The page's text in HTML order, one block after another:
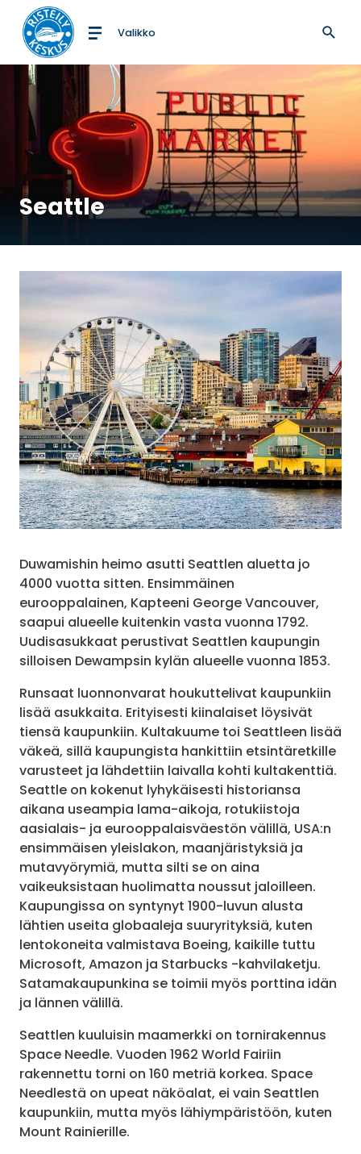
Etusivulle
Valikko
Seattle
Duwamishin heimo asutti Seattlen aluetta jo
4000 vuotta sitten. Ensimmäinen
eurooppalainen, Kapteeni George Vancouver,
saapui alueelle kuitenkin vasta vuonna 1792.
Uudisasukkaat perustivat Seattlen kaupungin
silloisen Dewampsin kylän alueelle vuonna 1853.
Runsaat luonnonvarat houkuttelivat kaupunkiin
lisää asukkaita. Erityisesti kiinalaiset löysivät
tiensä kaupunkiin. Kultakuume toi Seattleen lisää
väkeä, sillä kaupungista hankittiin etsintäretkille
varusteet ja lähdettiin laivalla kohti kultakenttiä.
Seattle on kokenut lyhykäisesti historiansa
aikana useampia lama-aikoja, rotukiistoja
aasialais- ja eurooppalaisväestön välillä, USA:n
ensimmäisen yleislakon, maanjäristyksiä ja
mutavyörymiä, mutta silti se on aina
vaikeuksistaan huolimatta noussut jaloilleen.
Kaupungissa on syntynyt 1900-luvun alusta
lähtien useita globaaleja suuryrityksiä, kuten
lentokoneita valmistava Boeing, kaikille tuttu
Microsoft, Amazon ja Starbucks -kahvilaketju.
Satamakaupunkina se toimii myös porttina idän
ja lännen välillä.
Seattlen kuuluisin maamerkki on tornirakennus
Space Needle. Vuoden 1962 World Fairiin
rakennettu torni on 160 metriä korkea. Space
Needlestä on upeat näköalat, ei vain Seattlen
kaupunkiin, mutta myös lähiympäristöön, kuten
Mount Rainierille.